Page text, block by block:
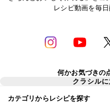
レシピ動画を毎日
何かお気づきの
クラシル
カテゴリからレシピを探す